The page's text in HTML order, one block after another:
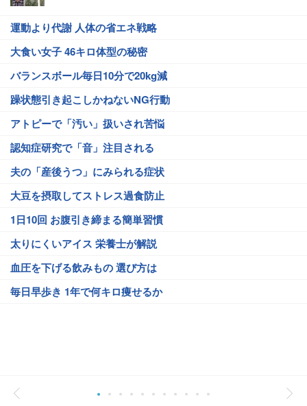
運動より代謝 人体の省エネ戦略
大食い女子 46キロ体型の秘密
バランスボール毎日10分で20kg減
躁状態引き起こしかねないNG行動
アトピーで「汚い」扱いされ苦悩
認知症研究で「音」注目される
夫の「産後うつ」にみられる症状
大豆を摂取してストレス過食防止
1日10回 お腹引き締まる簡単習慣
太りにくいアイス 栄養士が解説
血圧を下げる飲みもの 選び方は
毎日早歩き 1年で何キロ痩せるか